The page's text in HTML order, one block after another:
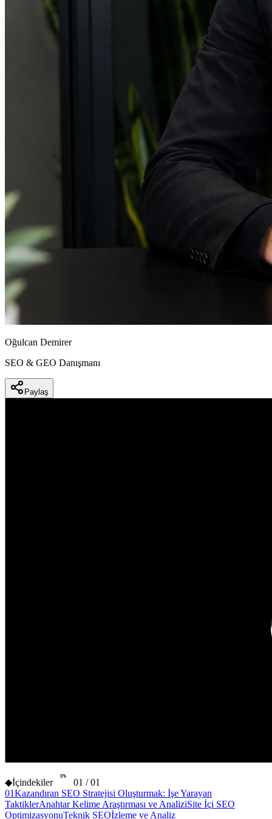
Oğulcan Demirer
SEO & GEO Danışmanı
Paylaş
◆İçindekiler
0%
01 /01
01Kazandıran SEO Stratejisi Oluşturmak: İşe Yarayan
TaktiklerAnahtar Kelime Araştırması ve AnaliziSite İçi SEO
OptimizasyonuTeknik SEOİzleme ve Analiz